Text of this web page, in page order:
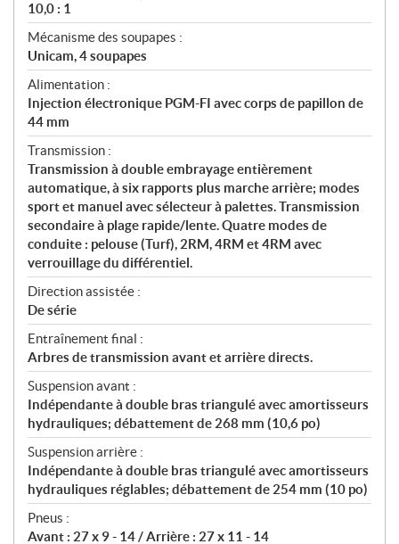
10,0 : 1
Mécanisme des soupapes :
Unicam, 4 soupapes
Alimentation :
Injection électronique PGM-FI avec corps de papillon de
44 mm
Transmission :
Transmission à double embrayage entièrement
automatique, à six rapports plus marche arrière; modes
sport et manuel avec sélecteur à palettes. Transmission
secondaire à plage rapide/lente. Quatre modes de
conduite : pelouse (Turf), 2RM, 4RM et 4RM avec
verrouillage du différentiel.
Direction assistée :
De série
Entraînement final :
Arbres de transmission avant et arrière directs.
Suspension avant :
Indépendante à double bras triangulé avec amortisseurs
hydrauliques; débattement de 268 mm (10,6 po)
Suspension arrière :
Indépendante à double bras triangulé avec amortisseurs
hydrauliques réglables; débattement de 254 mm (10 po)
Pneus :
Avant : 27 x 9 - 14 / Arrière : 27 x 11 - 14